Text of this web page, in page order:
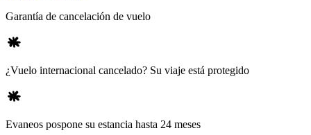
Garantía de cancelación de vuelo
¿Vuelo internacional cancelado? Su viaje está protegido
Evaneos pospone su estancia hasta 24 meses